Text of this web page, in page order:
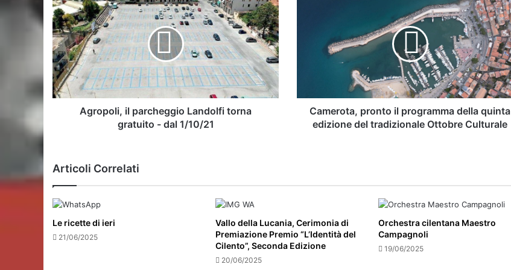
Primo appuntamento culturale della
Festa della Cipolla di Vatolla: Aniello
Amato presenta “Storia della fiera di
Cannalonga”
La notte magica di San Giovanni.
L’Associazione Euphória riscopre le
tradizioni della festa di San Giovanni.
il
parcheggio
Landolfi
torna
gratuito
-
dal
1/10/21
Agropoli, il parcheggio Landolfi torna
gratuito - dal 1/10/21
tradizionale
Ottobre
Culturale
Camerota, pronto il programma della quinta
edizione del tradizionale Ottobre Culturale
Articoli Correlati
Le ricette di ieri
21/06/2025
Vallo della Lucania, Cerimonia di
Premiazione Premio “L’Identità del
Cilento”, Seconda Edizione
20/06/2025
Orchestra cilentana Maestro
Campagnoli
19/06/2025